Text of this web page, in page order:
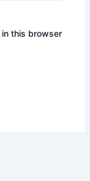
in this browser